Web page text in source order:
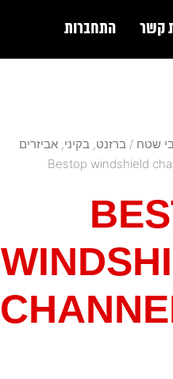
קשר התחברות
שטח / ברזנט, בקיני, אביזרים